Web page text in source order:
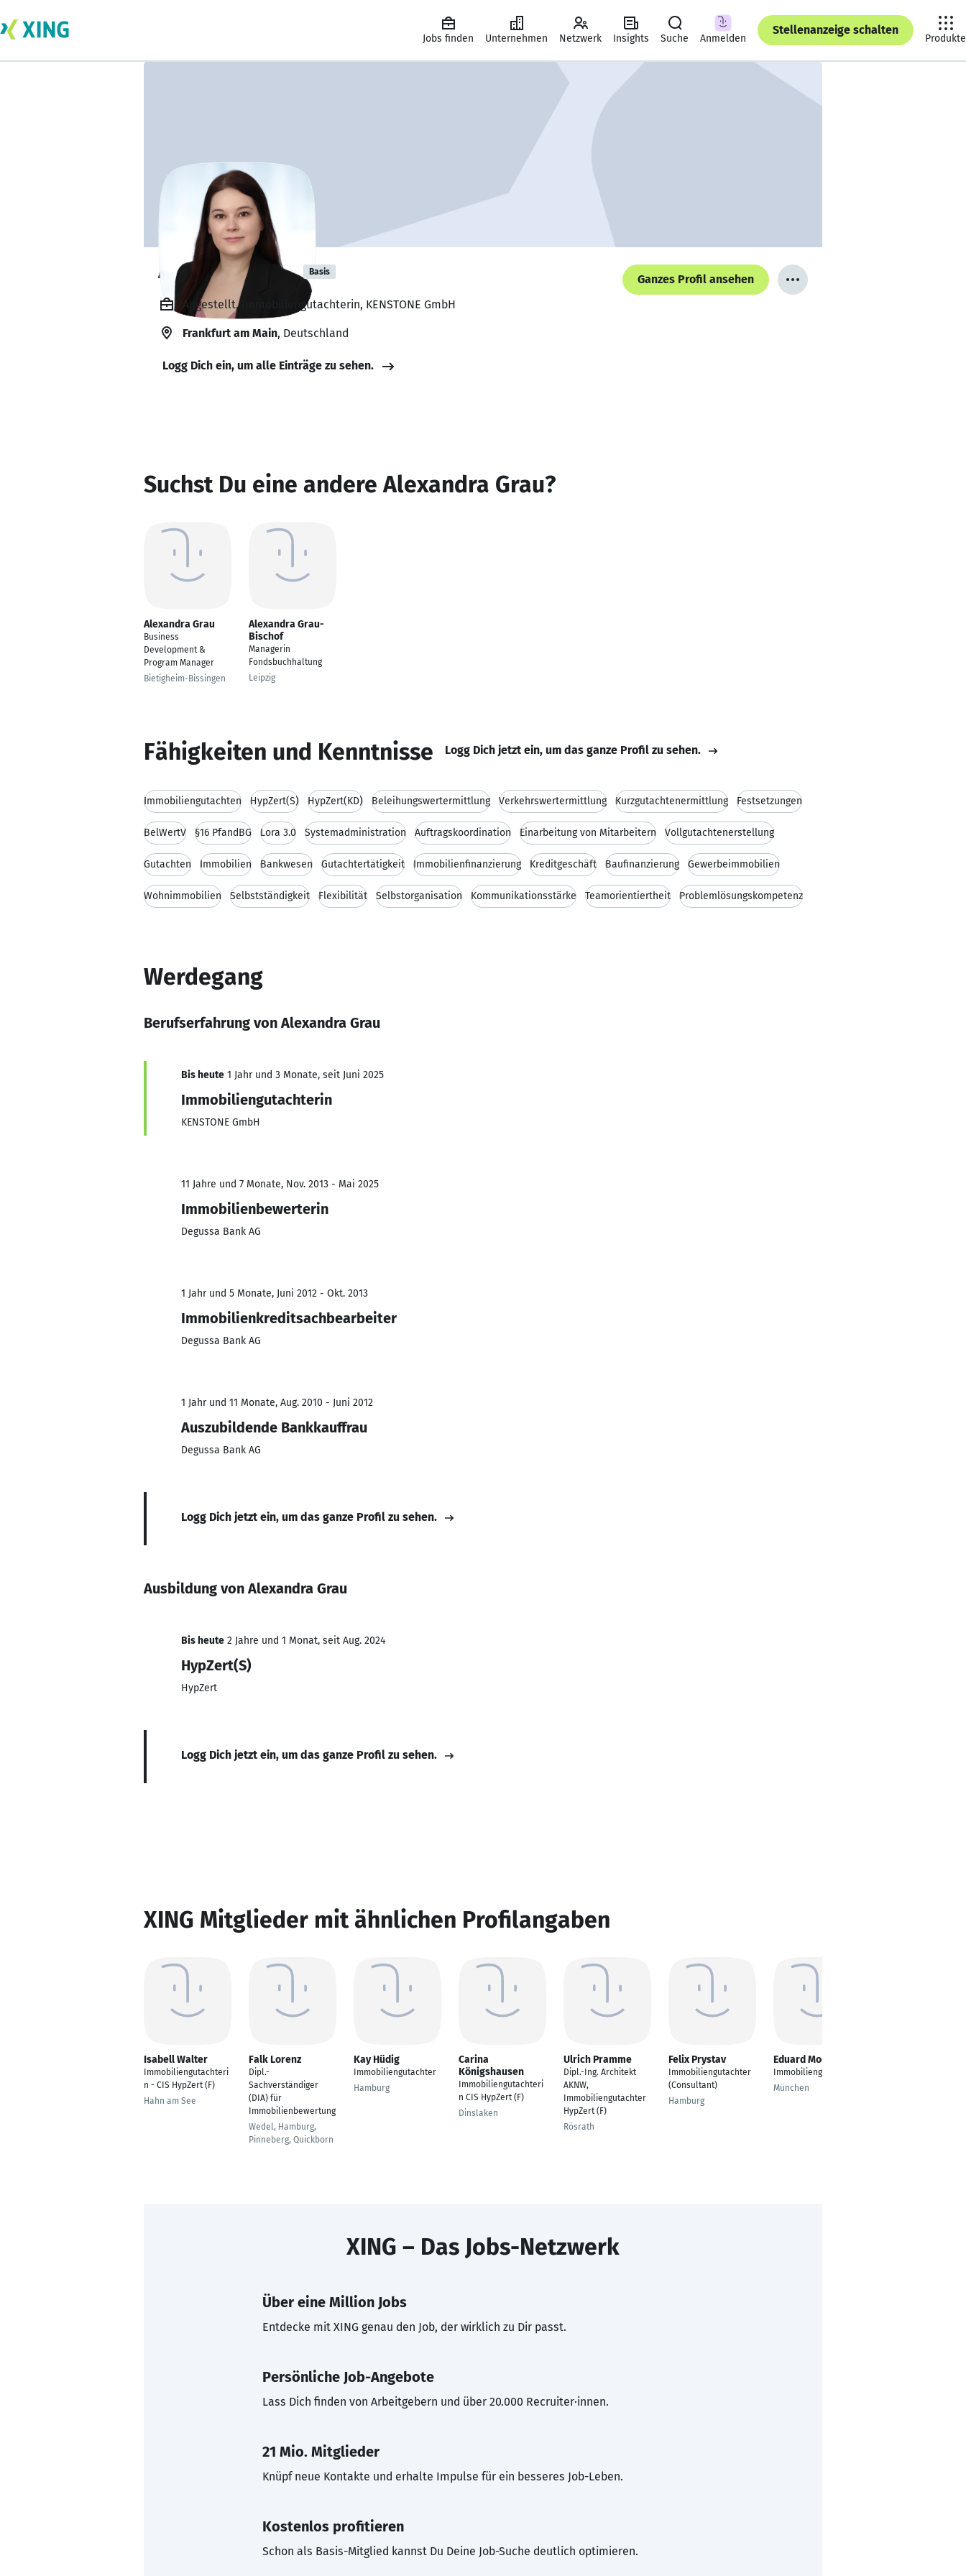
Jobs finden Unternehmen Netzwerk Insights Suche Anmelden
Stellenanzeige schalten
Produkte
Alexandra Grau Basis
Ganzes Profil ansehen
Angestellt, Immobiliengutachterin, KENSTONE GmbH
Frankfurt am Main, Deutschland
Logg Dich ein, um alle Einträge zu sehen.
Suchst Du eine andere Alexandra Grau?
Alexandra Grau
Business
Development &
Program Manager
Bietigheim-Bissingen
Alexandra Grau-
Bischof
Managerin
Fondsbuchhaltung
Leipzig
Fähigkeiten und Kenntnisse Logg Dich jetzt ein, um das ganze Profil zu sehen.
Immobiliengutachten HypZert(S) HypZert(KD) Beleihungswertermittlung Verkehrswertermittlung Kurzgutachtenermittlung Festsetzungen
BelWertV §16 PfandBG Lora 3.0 Systemadministration Auftragskoordination Einarbeitung von Mitarbeitern Vollgutachtenerstellung
Gutachten Immobilien Bankwesen Gutachtertätigkeit Immobilienfinanzierung Kreditgeschäft Baufinanzierung Gewerbeimmobilien
Wohnimmobilien Selbstständigkeit Flexibilität Selbstorganisation Kommunikationsstärke Teamorientiertheit Problemlösungskompetenz
Werdegang
Berufserfahrung von Alexandra Grau
Bis heute 1 Jahr und 3 Monate, seit Juni 2025
Immobiliengutachterin
KENSTONE GmbH
11 Jahre und 7 Monate, Nov. 2013 - Mai 2025
Immobilienbewerterin
Degussa Bank AG
1 Jahr und 5 Monate, Juni 2012 - Okt. 2013
Immobilienkreditsachbearbeiter
Degussa Bank AG
1 Jahr und 11 Monate, Aug. 2010 - Juni 2012
Auszubildende Bankkauffrau
Degussa Bank AG
Logg Dich jetzt ein, um das ganze Profil zu sehen.
Ausbildung von Alexandra Grau
Bis heute 2 Jahre und 1 Monat, seit Aug. 2024
HypZert(S)
HypZert
Logg Dich jetzt ein, um das ganze Profil zu sehen.
XING Mitglieder mit ähnlichen Profilangaben
Isabell Walter
Immobiliengutachteri
n - CIS HypZert (F)
Hahn am See
Falk Lorenz
Dipl.-
Sachverständiger
(DIA) für
Immobilienbewertung
Wedel, Hamburg,
Pinneberg, Quickborn
Kay Hüdig
Immobiliengutachter
Hamburg
Carina
Königshausen
Immobiliengutachteri
n CIS HypZert (F)
Dinslaken
Ulrich Pramme
Dipl.-Ing. Architekt
AKNW,
Immobiliengutachter
HypZert (F)
Rösrath
Felix Prystav
Immobiliengutachter
(Consultant)
Hamburg
Eduard Moor
Immobiliengutachter
München
XING – Das Jobs-Netzwerk
Über eine Million Jobs
Entdecke mit XING genau den Job, der wirklich zu Dir passt.
Persönliche Job-Angebote
Lass Dich finden von Arbeitgebern und über 20.000 Recruiter·innen.
21 Mio. Mitglieder
Knüpf neue Kontakte und erhalte Impulse für ein besseres Job-Leben.
Kostenlos profitieren
Schon als Basis-Mitglied kannst Du Deine Job-Suche deutlich optimieren.